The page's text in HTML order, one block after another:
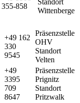
355-858
Standort
Wittenberge
+49 162
330
9545
Präsenzstelle
OHV
Standort
Velten
+49
3395
709
8647
Präsenzstelle
Prignitz
Standort
Pritzwalk